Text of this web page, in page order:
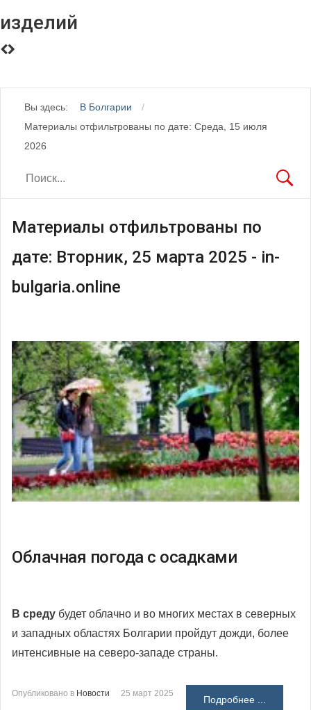
изделий
Вы здесь:
В Болгарии
Материалы отфильтрованы по дате: Среда, 15 июля
2026
Материалы отфильтрованы по
дате: Вторник, 25 марта 2025 - in-
bulgaria.online
Облачная погода с осадками
В среду будет облачно и во многих местах в северных
и западных областях Болгарии пройдут дожди, более
интенсивные на северо-западе страны.
Опубликовано в Новости 25 март 2025
Подробнее ...